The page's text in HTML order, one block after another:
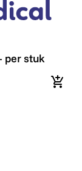
per stuk
per stuk
In